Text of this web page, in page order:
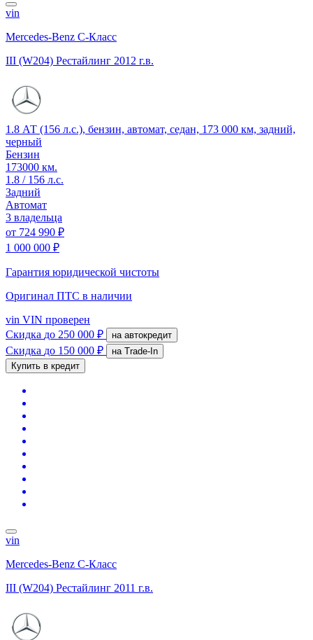
vin
Mercedes-Benz C-Класс
III (W204) Рестайлинг 2012 г.в.
1.8 АТ (156 л.с.), бензин, автомат, седан, 173 000 км, задний,
черный
Бензин
173000 км.
1.8 / 156 л.с.
Задний
Автомат
3 владельца
от 724 990 ₽
1 000 000 ₽
Гарантия юридической чистоты
Оригинал ПТС в наличии
vin VIN проверен
Скидка до 250 000 ₽ на автокредит
Скидка до 150 000 ₽
на Trade-In
Купить в кредит
vin
Mercedes-Benz C-Класс
III (W204) Рестайлинг 2011 г.в.